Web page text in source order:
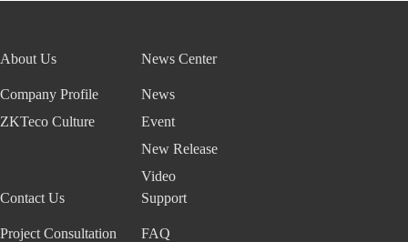
About Us
Company Profile
ZKTeco Culture
News Center
News
Event
New Release
Video
Contact Us
Project Consultation
Support
FAQ